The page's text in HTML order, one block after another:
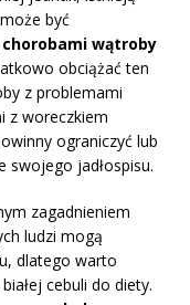
być
wątroby
obciążać ten
z problemami
z woreczkiem
ograniczyć lub
swojego jadłospisu.
zagadnieniem
ludzi mogą
dlatego warto
cebuli do diety.